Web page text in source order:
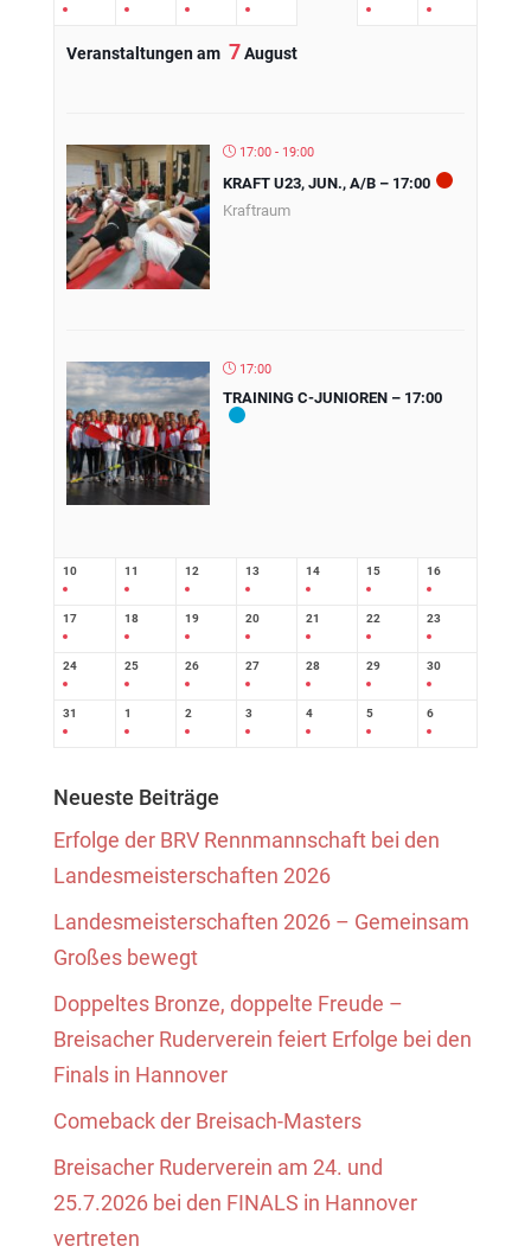
Veranstaltungen am 7August
17:00 - 19:00
KRAFT U23, JUN., A/B – 17:00
Kraftraum
17:00
TRAINING C-JUNIOREN – 17:00
10 11 12 13 14 15 16
17 18 19 20 21 22 23
24 25 26 27 28 29 30
31 1 2 3 4 5 6
Neueste Beiträge
Erfolge der BRV Rennmannschaft bei den
Landesmeisterschaften 2026
Landesmeisterschaften 2026 – Gemeinsam
Großes bewegt
Doppeltes Bronze, doppelte Freude –
Breisacher Ruderverein feiert Erfolge bei den
Finals in Hannover
Comeback der Breisach-Masters
Breisacher Ruderverein am 24. und
25.7.2026 bei den FINALS in Hannover
vertreten